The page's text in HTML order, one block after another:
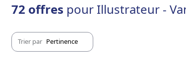
72 offres pour Illustrateur -
Trier par Pertinence